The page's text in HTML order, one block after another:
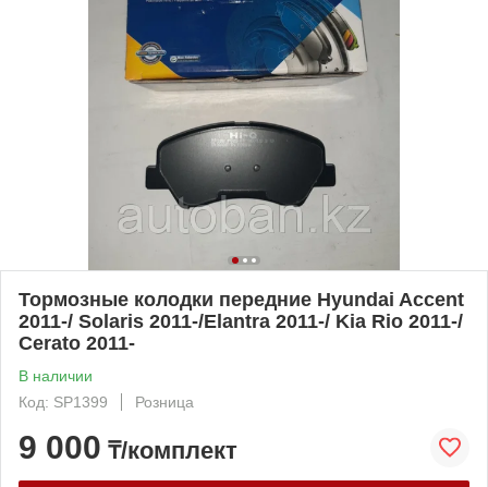
Тормозные колодки передние Hyundai Accent
2011-/ Solaris 2011-/Elantra 2011-/ Kia Rio 2011-/
Cerato 2011-
В наличии
Код: SP1399
Розница
9 000 ₸/комплект